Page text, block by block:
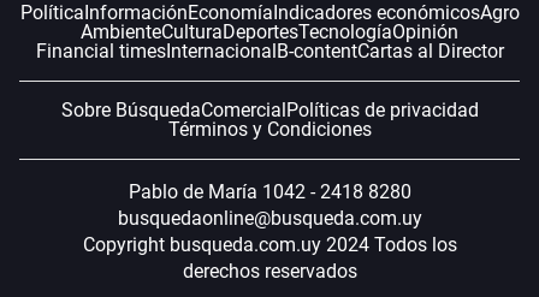
Política InformaciónEconomía Indicadores económicosAgro
AmbienteCulturaDeportesTecnologíaOpinión
Financial timesInternacional B-contentCartas al Director
Sobre BúsquedaComercial Políticas de privacidad
Términos y Condiciones
Pablo de María 1042 - 2418 8280
busquedaonline@busqueda.com.uy
Copyright busqueda.com.uy 2024 Todos los
derechos reservados